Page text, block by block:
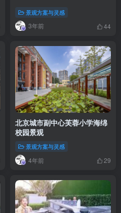
景观方案与灵感
3年前 44
北京城市副中心芙蓉小学海绵
校园景观
景观方案与灵感
4年前 29